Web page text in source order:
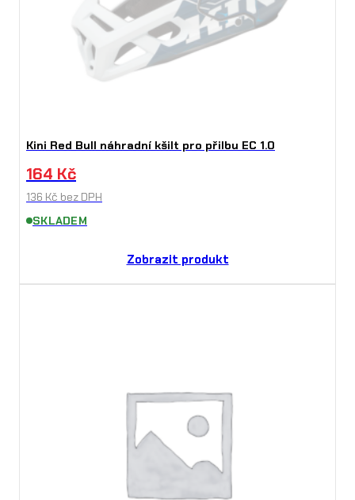
Kini Red Bull náhradní kšilt pro přilbu EC 1.0
164 Kč
136 Kč bez DPH
SKLADEM
Zobrazit produkt